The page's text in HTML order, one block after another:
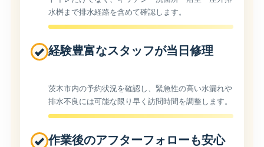
水桝まで排水経路を含めて確認します。
経験豊富なスタッフが当日修理
茨木市内の予約状況を確認し、緊急性の高い水漏れや
排水不良には可能な限り早く訪問時間を調整します。
作業後のアフターフォローも安心